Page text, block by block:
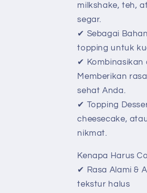
milkshake, teh,
segar.
✔ Sebagai
topping untuk
✔ Kombinasikan
Memberikan
sehat Anda.
✔ Topping
cheesecake,
nikmat.
Kenapa Harus
✔ Rasa Alami &
tekstur halus